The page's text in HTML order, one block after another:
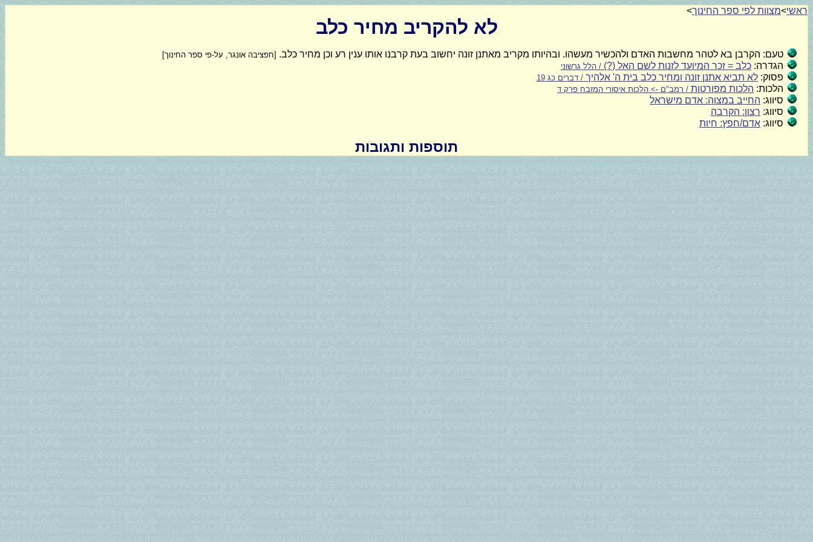
ראשי>מצוות לפי ספר החינוך>
לא להקריב מחיר כלב
טעם: הקרבן בא לטהר מחשבות האדם ולהכשיר מעשהו. ובהיותו מקריב מאתנן זונה יחשוב בעת קרבנו אותו ענין רע וכן מחיר כלב. [חפציבה אונגר, על-פי ספר החינוך]
הגדרה: כלב = זכר המיועד לזנות לשם האל (?) / הלל גרשוני
פסוק: לא תביא אתנן זונה ומחיר כלב בית ה' אלהיך / דברים כג 19
הלכות: הלכות מפורטות / רמב"ם -> הלכות איסורי המזבח פרק ד
סיווג: החייב במצוה: אדם מישראל
סיווג: רצון: הקרבה
סיווג: אדם/חפץ: חיות
תוספות ותגובות